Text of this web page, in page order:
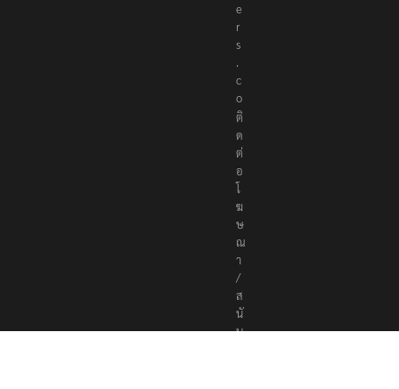
e
r
s
.
c
o
ติ
ด
ต่
อ
โ
ฆ
ษ
ณ
า
/
ส
นั
บ